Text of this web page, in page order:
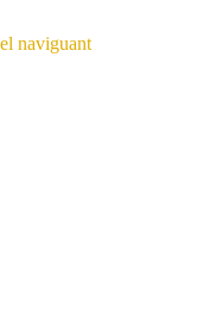
naviguant